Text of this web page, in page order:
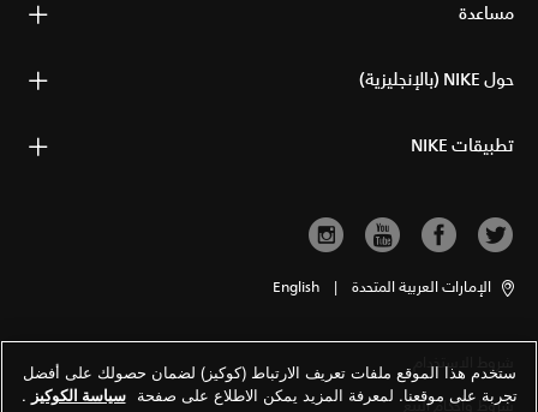
مساعدة
حول NIKE (بالإنجليزية)
تطبيقات NIKE
الإمارات العربية المتحدة |
English
شروط الاستخدام
شروط وأحكام البيع
ستخدم هذا الموقع ملفات تعريف الارتباط (كوكيز) لضمان حصولك على أفضل
تجربة على موقعنا. لمعرفة المزيد يمكن الاطلاع على صفحة سياسة الكوكيز .